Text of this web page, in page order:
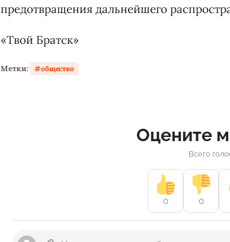
предотвращения дальнейшего
«Твой Братск»
Метки: общество
Оцените
Всего
0 0